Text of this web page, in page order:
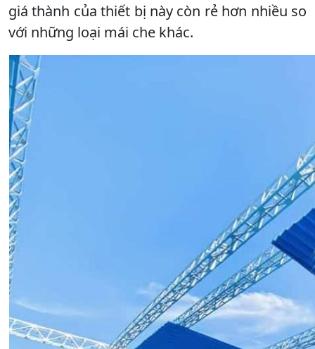
giá thành của thiết bị này còn rẻ hơn nhiều so
với những loại mái che khác.